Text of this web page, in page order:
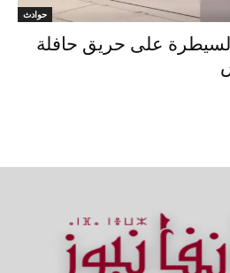
حوادث
على حريق حافلة